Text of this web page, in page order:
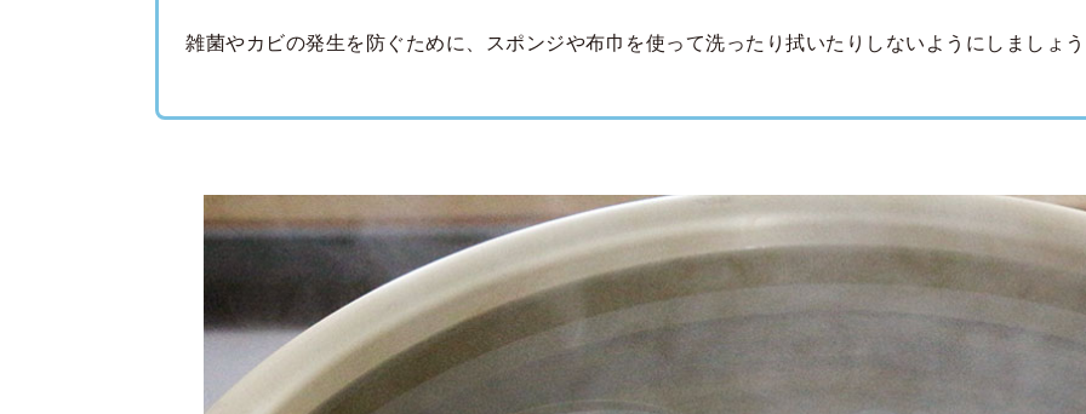
雑菌やカビの発生を防ぐために、スポンジや布巾を使って洗ったり拭いたりしないようにしましょ